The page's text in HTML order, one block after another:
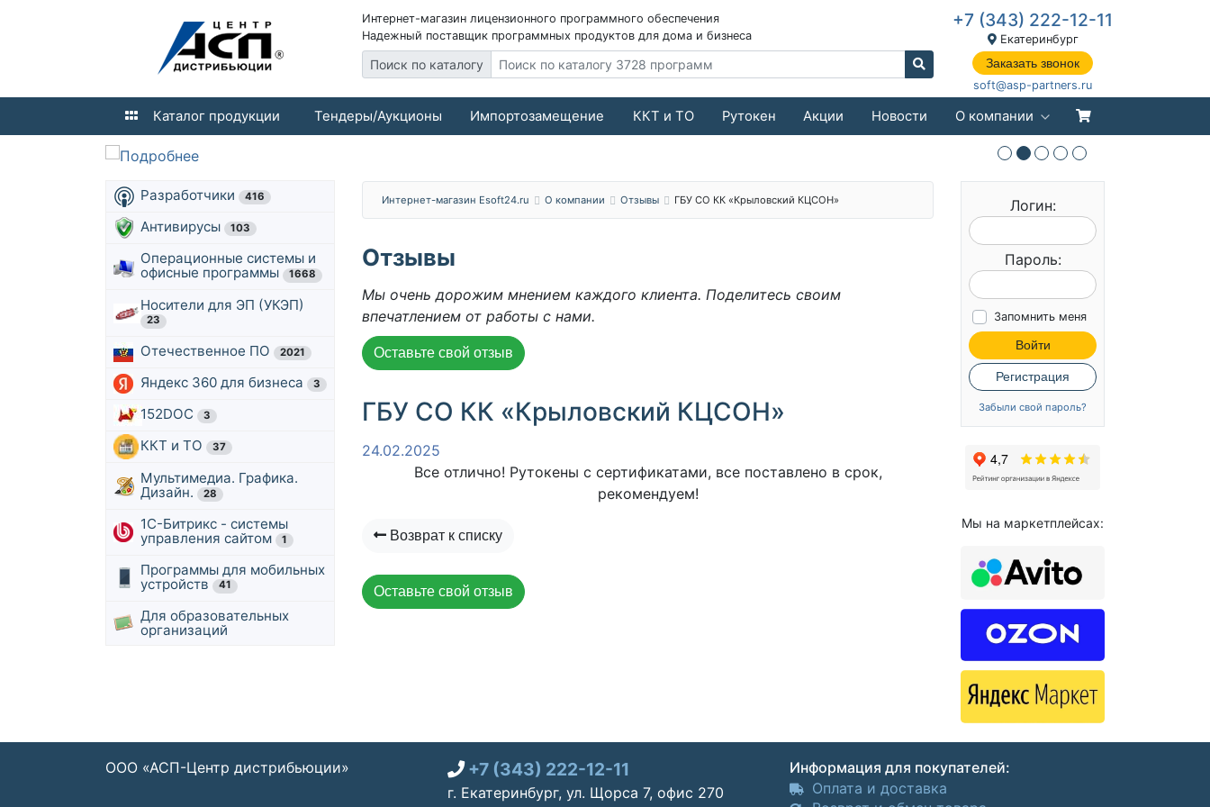
Интернет-магазин лицензионного программного обеспечения
Надежный поставщик программных продуктов для дома и бизнеса
Поиск по каталогу
+7 (343) 222-12-11
Екатеринбург
Заказать звонок
soft@asp-partners.ru
Каталог продукции Тендеры/Аукционы Импортозамещение ККТ и ТО Рутокен Акции Новости О компании
Разработчики 416
Антивирусы 103
Операционные системы и
офисные программы
1668
Носители для ЭП (УКЭП)
23
Отечественное ПО 2021
Яндекс 360 для бизнеса 3
152DOC 3
ККТ и ТО 37
Мультимедиа. Графика.
Дизайн.
28
1С-Битрикс - системы
управления сайтом
1
Программы для мобильных
устройств
41
Для образовательных
организаций
Интернет-магазин Esoft24.ru О компании Отзывы ГБУ СО КК «Крыловский КЦСОН»
Отзывы
Мы очень дорожим мнением каждого клиента. Поделитесь своим
впечатлением от работы с нами.
Оставьте свой отзыв
ГБУ СО КК «Крыловский КЦСОН»
24.02.2025
Все отлично! Рутокены с сертификатами, все поставлено в срок,
рекомендуем!
Возврат к списку
Оставьте свой отзыв
Логин:
Пароль:
Запомнить меня
Войти
Регистрация
Забыли свой пароль?
Мы на маркетплейсах:
ООО «АСП-Центр дистрибьюции» +7 (343) 222-12-11
г. Екатеринбург, ул. Щорса 7, офис 270
Информация для покупателей:
Оплата и доставка